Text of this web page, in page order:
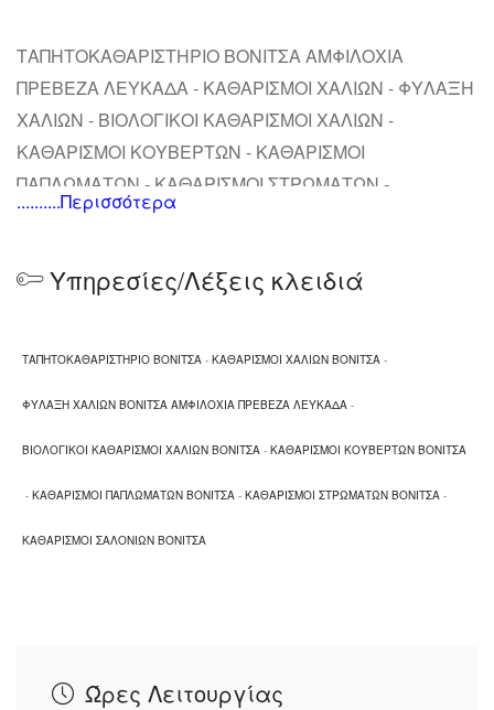
ΤΑΠΗΤΟΚΑΘΑΡΙΣΤΗΡΙΟ ΒΟΝΙΤΣΑ ΑΜΦΙΛΟΧΙΑ
ΠΡΕΒΕΖΑ ΛΕΥΚΑΔΑ - ΚΑΘΑΡΙΣΜΟΙ ΧΑΛΙΩΝ - ΦΥΛΑΞΗ
ΧΑΛΙΩΝ - ΒΙΟΛΟΓΙΚΟΙ ΚΑΘΑΡΙΣΜΟΙ ΧΑΛΙΩΝ -
ΚΑΘΑΡΙΣΜΟΙ ΚΟΥΒΕΡΤΩΝ - ΚΑΘΑΡΙΣΜΟΙ
ΠΑΠΛΩΜΑΤΩΝ - ΚΑΘΑΡΙΣΜΟΙ ΣΤΡΩΜΑΤΩΝ -
ΚΑΘΑΡΙΣΜΟΙ ΣΑΛΟΝΙΩΝ
..........Περισσότερα
Υπηρεσίες/Λέξεις κλειδιά
ΤΑΠΗΤΟΚΑΘΑΡΙΣΤΗΡΙΟ ΒΟΝΙΤΣΑ - ΚΑΘΑΡΙΣΜΟΙ ΧΑΛΙΩΝ ΒΟΝΙΤΣΑ -
ΦΥΛΑΞΗ ΧΑΛΙΩΝ ΒΟΝΙΤΣΑ ΑΜΦΙΛΟΧΙΑ ΠΡΕΒΕΖΑ ΛΕΥΚΑΔΑ -
ΒΙΟΛΟΓΙΚΟΙ ΚΑΘΑΡΙΣΜΟΙ ΧΑΛΙΩΝ ΒΟΝΙΤΣΑ - ΚΑΘΑΡΙΣΜΟΙ ΚΟΥΒΕΡΤΩΝ ΒΟΝΙΤΣΑ
- ΚΑΘΑΡΙΣΜΟΙ ΠΑΠΛΩΜΑΤΩΝ ΒΟΝΙΤΣΑ - ΚΑΘΑΡΙΣΜΟΙ ΣΤΡΩΜΑΤΩΝ ΒΟΝΙΤΣΑ -
ΚΑΘΑΡΙΣΜΟΙ ΣΑΛΟΝΙΩΝ ΒΟΝΙΤΣΑ
Ώρες Λειτουργίας